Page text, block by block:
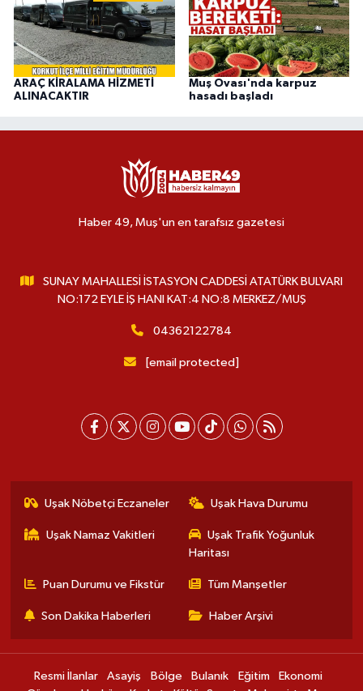
ARAÇ KİRALAMA HİZMETİ
ALINACAKTIR
Muş Ovası'nda karpuz
hasadı başladı
Haber 49, Muş'un en tarafsız gazetesi
SUNAY MAHALLESİ İSTASYON CADDESİ ATATÜRK BULVARI
NO:172 EYLE İŞ HANI KAT:4 NO:8 MERKEZ/MUŞ
04362122784
[email protected]
Uşak Nöbetçi Eczaneler Uşak Hava Durumu
Uşak Namaz Vakitleri
Uşak Trafik Yoğunluk
Haritası
Puan Durumu ve Fikstür Tüm Manşetler
Son Dakika Haberleri Haber Arşivi
Resmi İlanlar Asayiş Bölge Bulanık Eğitim
Ekonomi